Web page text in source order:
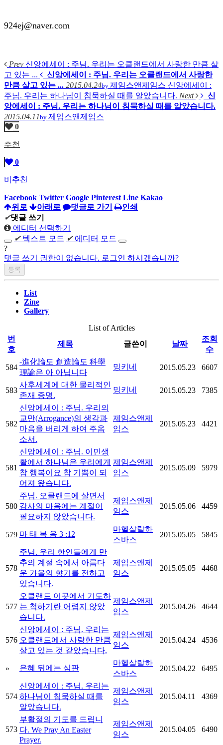
924ej@naver.com
Prev 신앙에세이 : 주님. 우리는 오클랜드에서 사랑한 만큼 살
고 있는 ...
신앙에세이 : 주님. 우리는 오클랜드에서 사랑한
만큼 살고 있는 ... 2015.04.24by 제임스앤제임스 신앙에세이 :
주님. 우리는 하나님이 침묵하실 때를 알았습니다. Next
신
앙에세이 : 주님. 우리는 하나님이 침묵하실 때를 알았습니다.
2015.04.11by 제임스앤제임스
0
추천
0
비추천
Facebook Twitter Google Pinterest Line Kakao
위로
아래로 댓글로 가기
인쇄
✔댓글 쓰기
에디터 선택하기
✔ 텍스트 모드 ✔ 에디터 모드
?
댓글 쓰기 권한이 없습니다. 로그인 하시겠습니까?
List
Zine
Gallery
List of Articles
번
호
제목 글쓴이 날짜
조회
수
584
-進化論도 創造論도 科學
理論은 아 아닙니다
밍키네 2015.05.23 6607
583
사후세계에 대한 물리적인
존재 증명.
밍키네 2015.05.23 7385
582
신앙에세이 : 주님. 우리의
교만(Arrogance)의 생각과
마음을 버리게 하여 주옵
소서.
제임스앤제
임스
2015.05.23 4421
581
신앙에세이 : 주님. 이민생
활에서 하나님은 우리에게
참 행복이요 참 기쁨이 되
어져 왔습니다.
제임스앤제
임스
2015.05.09 5979
580
주님. 오클랜드에 살면서
감사의 마음에는 계절이
필요하지 않았습니다.
제임스앤제
임스
2015.05.06 4459
579 마 태 복 음 3 :12
마헬살랄하
스바스
2015.05.05 5845
578
주님. 우리 한인들에게 만
추의 계절 속에서 아름다
운 가을의 향기를 전하고
있습니다.
제임스앤제
임스
2015.05.05 4468
577
오클랜드 이곳에서 기도하
는 척하기란 어렵지 않았
습니다.
제임스앤제
임스
2015.04.26 4644
576
신앙에세이 : 주님. 우리는
오클랜드에서 사랑한 만큼
살고 있는 것 같았습니다.
제임스앤제
임스
2015.04.24 4536
» 은혜 뒤에는 심판
마헬살랄하
스바스
2015.04.22 6495
574
신앙에세이 : 주님. 우리는
하나님이 침묵하실 때를
알았습니다.
제임스앤제
임스
2015.04.11 4369
573
부활절의 기도를 드립니
다. We Pray An Easter
Prayer.
제임스앤제
임스
2015.04.05 6490